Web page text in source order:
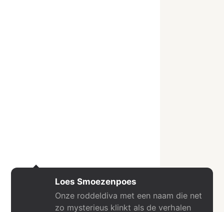
Loes Smoezenpoes
Onze roddeldiva met een naam die net
zo mysterieus klinkt als de verhalen